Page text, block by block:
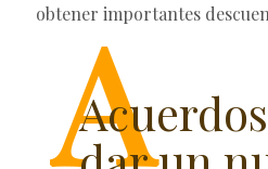
obtener importantes